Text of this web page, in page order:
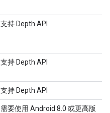
支持 Depth API
支持 Depth API
支持 Depth API
需要使用 Android 8.0 或更高版